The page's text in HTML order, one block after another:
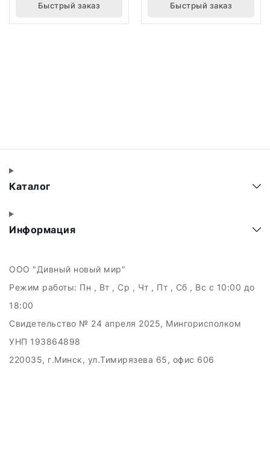
Быстрый заказ Быстрый заказ
Каталог
Информация
ООО "Дивный новый мир"
Режим работы: Пн , Вт , Ср , Чт , Пт , Сб , Вс c 10:00 до
18:00
Свидетельство № 24 апреля 2025, Мингорисполком
УНП 193864898
220035, г.Минск, ул.Тимирязева 65, офис 606